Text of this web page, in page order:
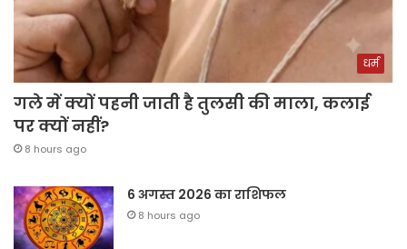
धर्म
गले में क्यों पहनी जाती है तुलसी की माला, कलाई
पर क्यों नहीं?
8 hours ago
6 अगस्त 2026 का राशिफल
8 hours ago